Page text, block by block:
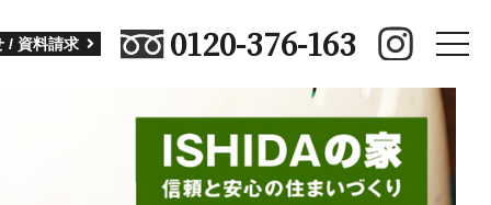
/ 資料請求 0120-376-163
toggle